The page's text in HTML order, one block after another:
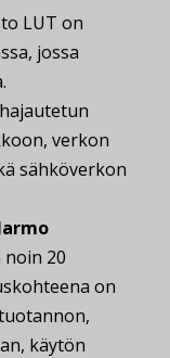
LUT on
jossa
verkon
sähköverkon
20
on
käytön